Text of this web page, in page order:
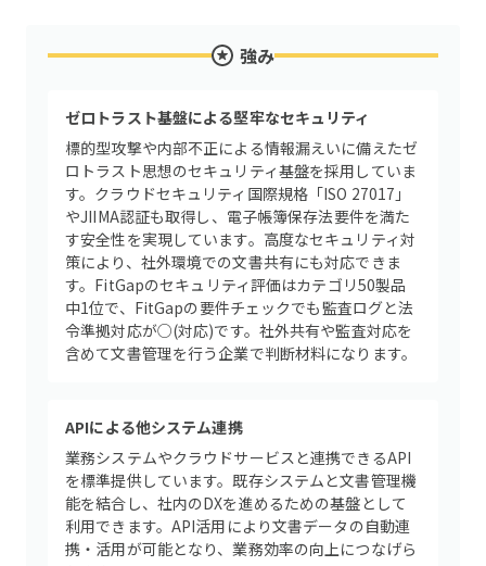
強み
ゼロトラスト基盤による堅牢なセキュリティ
標的型攻撃や内部不正による情報漏えいに備えたゼ
ロトラスト思想のセキュリティ基盤を採用していま
す。クラウドセキュリティ国際規格「ISO 27017」
やJIIMA認証も取得し、電子帳簿保存法要件を満た
す安全性を実現しています。高度なセキュリティ対
策により、社外環境での文書共有にも対応できま
す。FitGapのセキュリティ評価はカテゴリ50製品
中1位で、FitGapの要件チェックでも監査ログと法
令準拠対応が○(対応)です。社外共有や監査対応を
含めて文書管理を行う企業で判断材料になります。
APIによる他システム連携
業務システムやクラウドサービスと連携できるAPI
を標準提供しています。既存システムと文書管理機
能を結合し、社内のDXを進めるための基盤として
利用できます。API活用により文書データの自動連
携・活用が可能となり、業務効率の向上につなげら